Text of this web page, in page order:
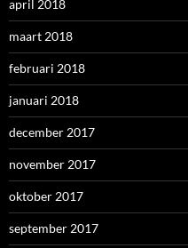
april 2018
maart 2018
februari 2018
januari 2018
december 2017
november 2017
oktober 2017
september 2017